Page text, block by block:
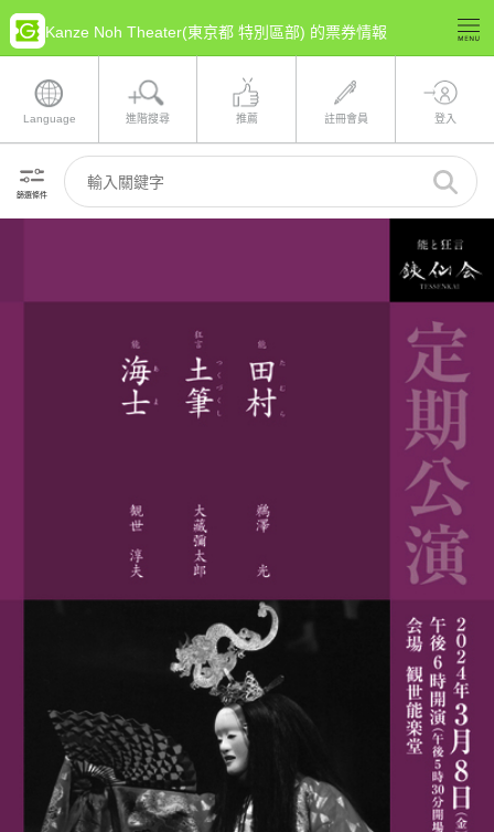
Kanze Noh Theater(東京都 特別區部) 的票券情報
Language 進階搜尋 推薦 註冊會員 登入
篩選條件